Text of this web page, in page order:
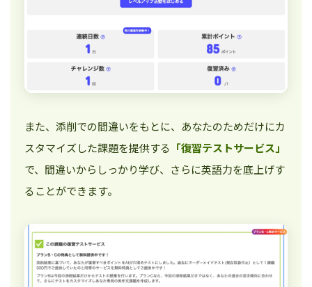
また、添削での間違いをもとに、あなたのためだけにカ
スタマイズした課題を提供する 「復習テストサービス」
で、間違いからしっかり学び、さらに英語力を底上げす
ることができます。